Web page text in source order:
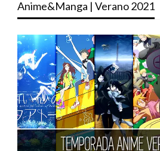
Anime&Manga | Verano 2021